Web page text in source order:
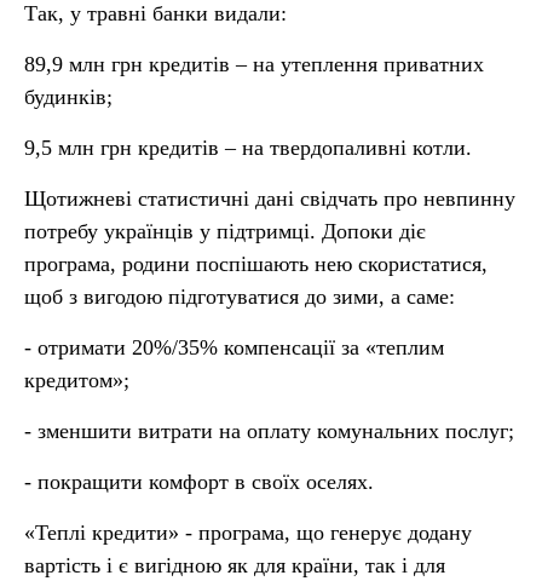
Так, у травні банки видали:
89,9 млн грн кредитів – на утеплення приватних
будинків;
9,5 млн грн кредитів – на твердопаливні котли.
Щотижневі статистичні дані свідчать про невпинну
потребу українців у підтримці. Допоки діє
програма, родини поспішають нею скористатися,
щоб з вигодою підготуватися до зими, а саме:
- отримати 20%/35% компенсації за «теплим
кредитом»;
- зменшити витрати на оплату комунальних послуг;
- покращити комфорт в своїх оселях.
«Теплі кредити» - програма, що генерує додану
вартість і є вигідною як для країни, так і для